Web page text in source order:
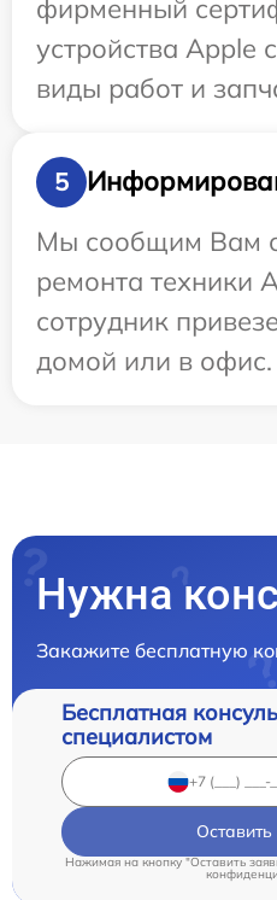
фирменный
устройства Apple
виды работ и
5
Мы сообщим Вам
ремонта техники
сотрудник
домой или в офис.
Нужна
Закажите бесплатную
Бесплатная
специалистом
Нажимая на кнопку "Оставить